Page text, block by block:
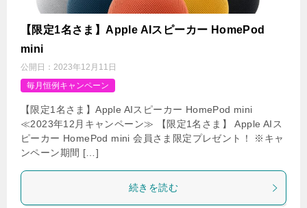
【限定1名さま】Apple AIスピーカー HomePod
mini
公開日： 2023年12月11日
毎月恒例キャンペーン
【限定1名さま】Apple AIスピーカー HomePod mini
≪2023年12月キャンペーン≫ 【限定1名さま】 Apple AIス
ピーカー HomePod mini 会員さま限定プレゼント！ ※キャ
ンペーン期間 […]
続きを読む